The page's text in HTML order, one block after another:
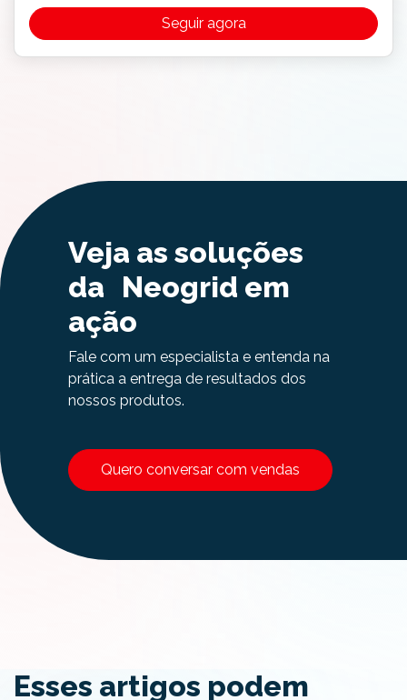
Seguir agora
Veja as soluções
da Neogrid em
ação
Fale com um especialista e entenda na
prática a entrega de resultados dos
nossos produtos.
Quero conversar com vendas
Esses artigos podem